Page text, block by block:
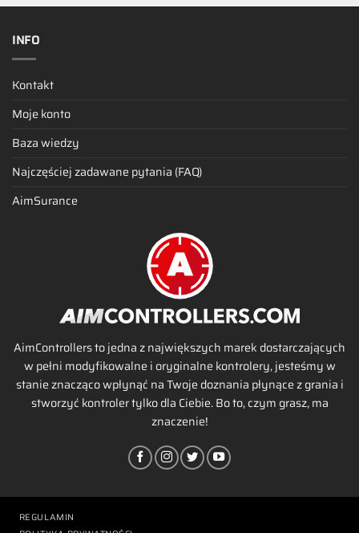
INFO
Kontakt
Moje konto
Baza wiedzy
Najczęściej zadawane pytania (FAQ)
AimSurance
AimControllers to jedna z największych marek dostarczających
w pełni modyfikowalne i oryginalne kontrolery, jesteśmy w
stanie znacząco wpłynąć na Twoje doznania płynące z grania i
stworzyć kontroler tylko dla Ciebie. Bo to, czym grasz, ma
znaczenie!
REGULAMIN